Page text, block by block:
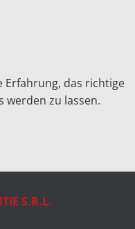
Erfahrung, das richtige
werden zu lassen.
S.R.L.